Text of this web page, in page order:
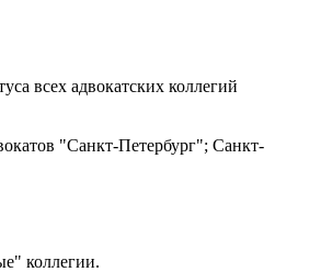
всех адвокатских коллегий
"Санкт-Петербург"; Санкт-
коллегии.